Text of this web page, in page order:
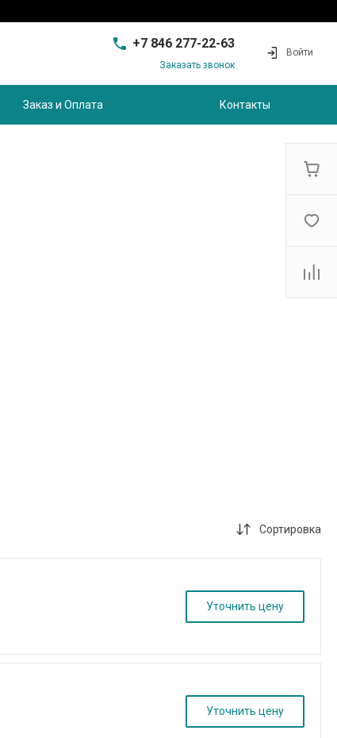
+7 846 277-22-63
+7 846 277-22-63
Совхозный, д.28, этаж 3
Заказать звонок
Войти
Заказ и Оплата Контакты
Сортировка
Уточнить цену
Уточнить цену